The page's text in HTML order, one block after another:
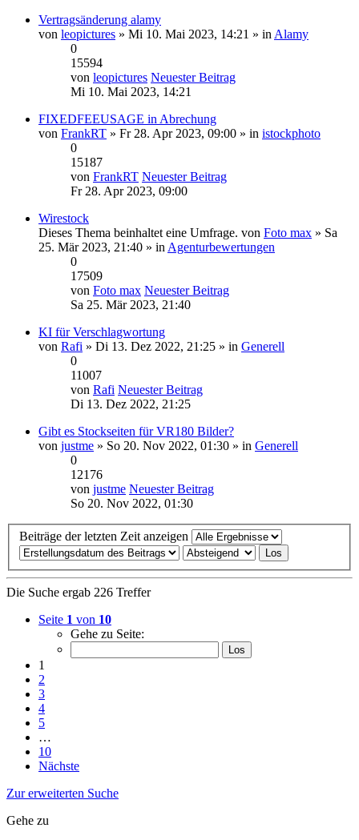
Vertragsänderung alamy
von leopictures » Mi 10. Mai 2023, 14:21 » in Alamy
0
15594
von leopictures Neuester Beitrag
Mi 10. Mai 2023, 14:21
FIXEDFEEUSAGE in Abrechung
von FrankRT » Fr 28. Apr 2023, 09:00 » in istockphoto
0
15187
von FrankRT Neuester Beitrag
Fr 28. Apr 2023, 09:00
Wirestock
Dieses Thema beinhaltet eine Umfrage. von Foto max » Sa
25. Mär 2023, 21:40 » in Agenturbewertungen
0
17509
von Foto max Neuester Beitrag
Sa 25. Mär 2023, 21:40
KI für Verschlagwortung
von Rafi » Di 13. Dez 2022, 21:25 » in Generell
0
11007
von Rafi Neuester Beitrag
Di 13. Dez 2022, 21:25
Gibt es Stockseiten für VR180 Bilder?
von justme » So 20. Nov 2022, 01:30 » in Generell
0
12176
von justme Neuester Beitrag
So 20. Nov 2022, 01:30
Beiträge der letzten Zeit anzeigen
Die Suche ergab 226 Treffer
Seite 1 von 10
Gehe zu Seite:
1
2
3
4
5
…
10
Nächste
Zur erweiterten Suche
Gehe zu